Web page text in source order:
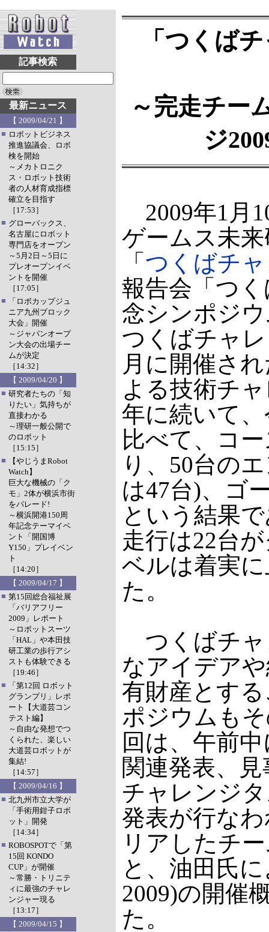
記事検索
最新ニュース
【 2009/04/21 】
■ ロボットビジネス
推進協議会、ロボ
検を開始
～メカトロニク
ス・ロボット技術
者の人材育成指標
確立を目指す
［17:53］
■ グローバックス、
名古屋にロボット
専門店をオープン
～5月2日～5日に
プレオープンイベ
ントを開催
［17:05］
■
「ロボカップジュ
ニア九州ブロック
大会」開催
～ジャパンオープ
ン大会の出場チー
ムが決定
［14:32］
【 2009/04/20 】
■ 研究者たちの「知
りたい」気持ちが
直接わかる
～理研一般公開で
のロボット
［15:15］
■
【やじうまRobot
Watch】
巨大な機械の「ク
モ」2体が横浜市街
をパレード!
～横浜開港150周
年記念テーマイベ
ント「開国博
Y150」プレイベン
ト
［14:20］
【 2009/04/17 】
■ 第15回総合福祉展
「バリアフリー
2009」レポート
～ロボットスーツ
「HAL」や本田技
研工業の歩行アシ
ストも体験できる
［19:46］
■
「第12回 ロボット
グランプリ」レポ
ート【大道芸コン
テスト編】
～自由な発想でつ
くられた、楽しい
大道芸ロボットが
集結!
［14:57］
【 2009/04/16 】
■ 北九州市立大学が
「手術用鉗子ロボ
ット」開発
［14:34］
■ ROBOSPOTで「第
15回 KONDO
CUP」が開催
～常勝・トリニテ
ィに最強のチャレ
ンジャー現る
［13:17］
【 2009/04/15 】
「つくば
～完走チー
ジ
2009年1月
ゲームス未
「 つくばチ
報告会「つ
念シンポジ
つくばチャ
月に開催さ
よる技術チ
年に続いて
比べて、コ
り、50台の
は47台)、ゴ
という結果
走行は22台
ベルは着実
た。
つくばチャ
なアイデア
有財産とす
ポジウムも
回は、午前
関連発表、
チャレンジ
発表が行な
リアしたチ
と、油田氏
2009)の開催
た。